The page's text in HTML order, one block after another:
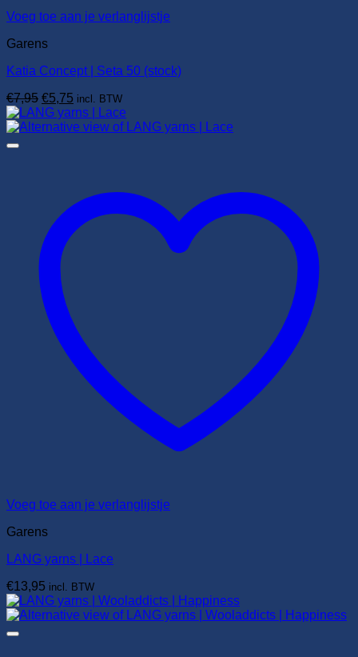
Voeg toe aan je verlanglijstje
Garens
Katia Concept | Seta 50 (stock)
€7,95 Oorspronkelijke
prijs
was:
€5,75 Huidige
prijs
is:
incl. BTW
Voeg toe aan je verlanglijstje
Garens
LANG yarns | Lace
€13,95 incl. BTW